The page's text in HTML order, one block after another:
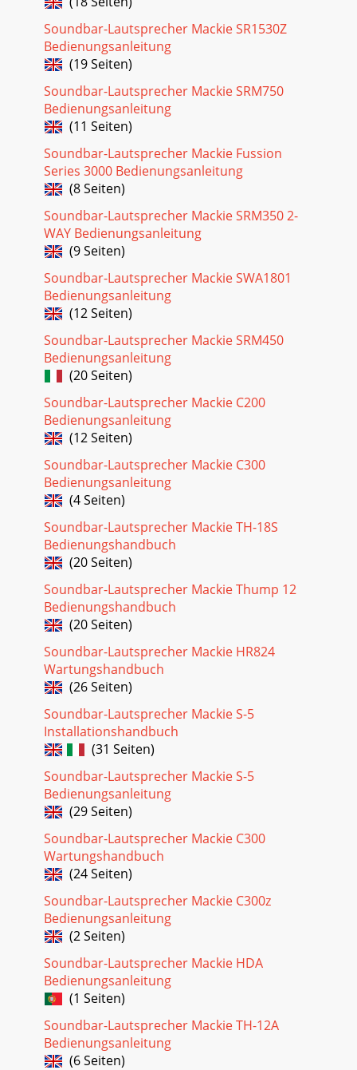
Seite 20
8Top woofer replacement continued: 4 Keep the eight
screws and ﬂ at washers in a safe place. 5 Carefully begin to
remove the woofer. A ﬂ at head scre
Seite 21
9 7 The picture on the left shows what it looks like with the
grill and top woofer removed . Place the new woofer (part
Soundbar-Lautsprecher Mackie SR1530Z
Bedienungsanleitung
(19 Seiten)
Soundbar-Lautsprecher Mackie SRM750
Bedienungsanleitung
(11 Seiten)
Soundbar-Lautsprecher Mackie Fussion
Series 3000 Bedienungsanleitung
(8 Seiten)
Soundbar-Lautsprecher Mackie SRM350 2-
WAY Bedienungsanleitung
(9 Seiten)
Soundbar-Lautsprecher Mackie SWA1801
Bedienungsanleitung
(12 Seiten)
Soundbar-Lautsprecher Mackie SRM450
Bedienungsanleitung
(20 Seiten)
Soundbar-Lautsprecher Mackie C200
Bedienungsanleitung
(12 Seiten)
Soundbar-Lautsprecher Mackie C300
Bedienungsanleitung
(4 Seiten)
Soundbar-Lautsprecher Mackie TH-18S
Bedienungshandbuch
(20 Seiten)
Soundbar-Lautsprecher Mackie Thump 12
Bedienungshandbuch
(20 Seiten)
Soundbar-Lautsprecher Mackie HR824
Wartungshandbuch
(26 Seiten)
Soundbar-Lautsprecher Mackie S-5
Installationshandbuch
(31 Seiten)
Soundbar-Lautsprecher Mackie S-5
Bedienungsanleitung
(29 Seiten)
Soundbar-Lautsprecher Mackie C300
Wartungshandbuch
(24 Seiten)
Soundbar-Lautsprecher Mackie C300z
Bedienungsanleitung
(2 Seiten)
Soundbar-Lautsprecher Mackie HDA
Bedienungsanleitung
(1 Seiten)
Soundbar-Lautsprecher Mackie TH-12A
Bedienungsanleitung
(6 Seiten)